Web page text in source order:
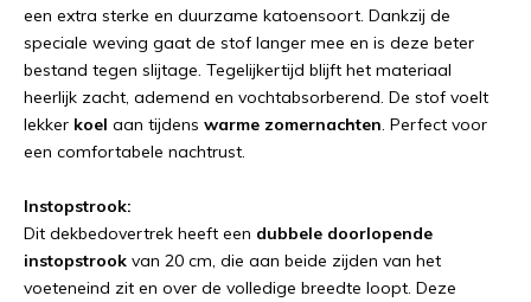
een extra sterke en duurzame katoensoort. Dankzij de
speciale weving gaat de stof langer mee en is deze beter
bestand tegen slijtage. Tegelijkertijd blijft het materiaal
heerlijk zacht, ademend en vochtabsorberend. De stof voelt
lekker koel aan tijdens warme zomernachten . Perfect voor
een comfortabele nachtrust.
Instopstrook:
Dit dekbedovertrek heeft een dubbele doorlopende
instopstrook van 20 cm, die aan beide zijden van het
voeteneind zit en over de volledige breedte loopt. Deze